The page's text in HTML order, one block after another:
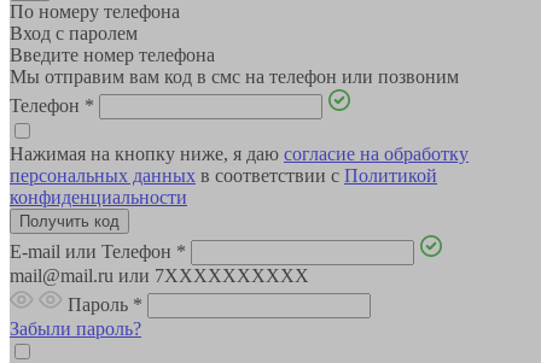
По номеру телефона
Вход с паролем
Введите номер телефона
Мы отправим вам код в смс на телефон или позвоним
Телефон *
Нажимая на кнопку ниже, я даю согласие на обработку
персональных данных в соответствии с Политикой
конфиденциальности
E-mail или Телефон *
mail@mail.ru или 7XXXXXXXXXX
Пароль *
Забыли пароль?